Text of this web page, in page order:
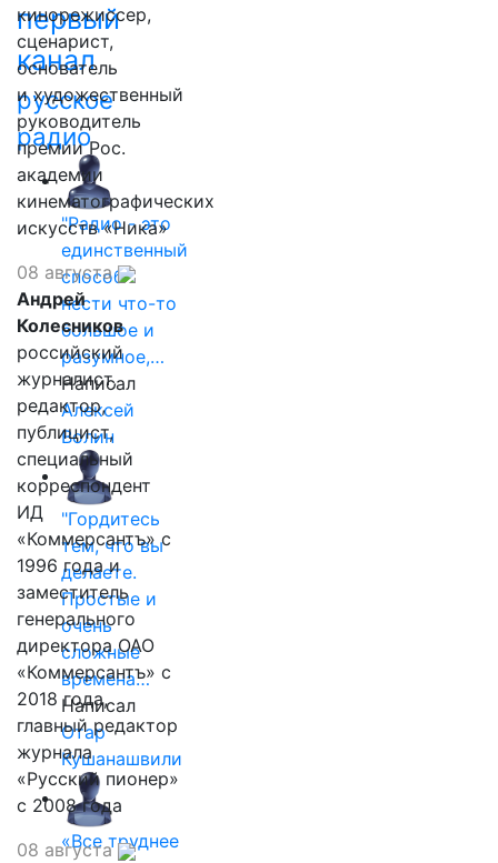
первый
канал
русское
радио
"Радио - это
единственный
способ
нести что-то
большое и
разумное,…
Написал
Алексей
Волин
"Гордитесь
тем, что вы
делаете.
Простые и
очень
сложные
времена…
Написал
Отар
Кушанашвили
«Все труднее
кинорежиссер,
сценарист,
основатель
и художественный
руководитель
премии Рос.
академии
кинематографических
искусств «Ника»
08 августа
Андрей
Колесников
российский
журналист,
редактор,
публицист,
специальный
корреспондент
ИД
«Коммерсантъ» с
1996 года и
заместитель
генерального
директора ОАО
«Коммерсантъ» с
2018 года,
главный редактор
журнала
«Русский пионер»
с 2008 года
08 августа